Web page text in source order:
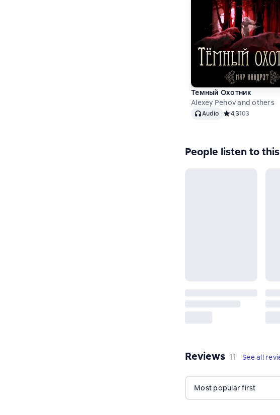
Темный Охотник
Alexey Pehov and others
AudioAudio Средний рейтинг
4,3103
People listen to
Reviews 11 reviews
11 See all
Most popular first